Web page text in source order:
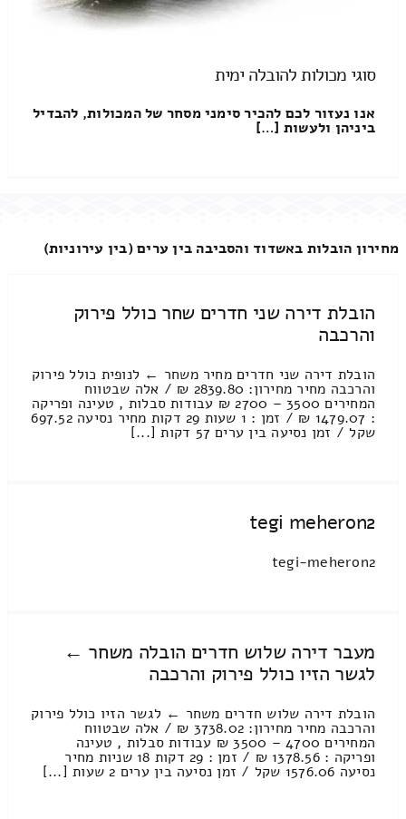
סוגי מכולות להובלה ימית
אנו נעזור לכם להכיר סימני מסחר של המכולות, להבדיל
ביניהן ולעשות […]
מחירון הובלות באשדוד והסביבה בין ערים (בין עירוניות)
הובלת דירה שני חדרים שחר כולל פירוק
והרכבה
הובלת דירה שני חדרים מחיר משחר ← לנופית כולל פירוק
והרכבה מחיר מחירון: 2839.80 ₪ / אלה שבטווח
המחירים 3500 – 2700 ₪ עבודות סבלות , טעינה ופריקה
: 1479.07 ₪ / זמן : 1 שעות 29 דקות מחיר נסיעה 697.52
שקל / זמן נסיעה בין ערים 57 דקות [...]
tegi meheron2
tegi-meheron2
מעבר דירה שלוש חדרים הובלה משחר ←
לגשר הזיו כולל פירוק והרכבה
הובלת דירה שלוש חדרים משחר ← לגשר הזיו כולל פירוק
והרכבה מחיר מחירון: 3738.02 ₪ / אלה שבטווח
המחירים 4700 – 3500 ₪ עבודות סבלות , טעינה
ופריקה : 1378.56 ₪ / זמן : 29 דקות 18 שניות מחיר
נסיעה 1576.06 שקל / זמן נסיעה בין ערים 2 שעות [...]